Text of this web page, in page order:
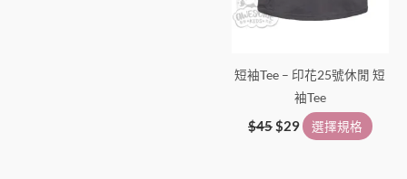
短袖Tee – 印花25號休閒 短
袖Tee
$45$29 選擇規格